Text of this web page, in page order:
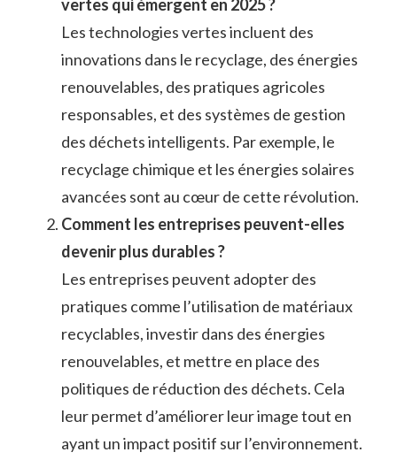
vertes qui émergent en 2025 ?
Les technologies vertes incluent des
innovations dans le recyclage, des énergies
renouvelables, des pratiques agricoles
responsables, et des systèmes de gestion
des déchets intelligents. Par exemple, le
recyclage chimique et les énergies solaires
avancées sont au cœur de cette révolution.
Comment les entreprises peuvent-elles
devenir plus durables ?
Les entreprises peuvent adopter des
pratiques comme l’utilisation de matériaux
recyclables, investir dans des énergies
renouvelables, et mettre en place des
politiques de réduction des déchets. Cela
leur permet d’améliorer leur image tout en
ayant un impact positif sur l’environnement.